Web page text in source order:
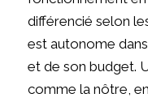
différencié selon
est autonome
et de son budget.
comme la nôtre,